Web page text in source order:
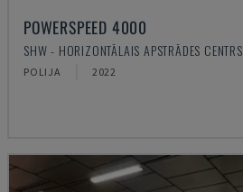
POWERSPEED 4000
SHW - HORIZONTĀLAIS APSTRĀDES CENTRS
POLIJA 2022